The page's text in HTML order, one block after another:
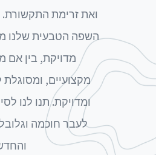
ואת זרימת התקשורת.
השפה הטבעית שלנו
מדויקת, בין אם
מקצועיים,
ומדויקת. תנו לנו
לעבר חוכמה